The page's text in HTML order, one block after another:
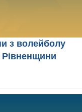
з волейболу